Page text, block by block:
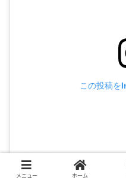
この投稿を
メニュー ホーム